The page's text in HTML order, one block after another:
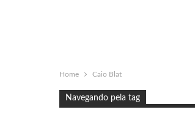
Home Caio Blat
Navegando pela tag